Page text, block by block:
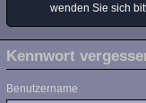
wenden Sie sich
Kennwort
Benutzername